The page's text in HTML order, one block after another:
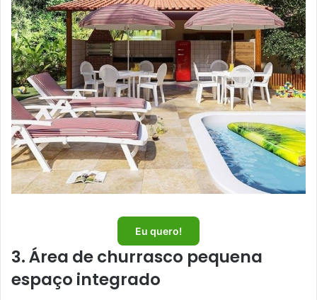
Eu quero!
3. Área de churrasco pequena
espaço integrado